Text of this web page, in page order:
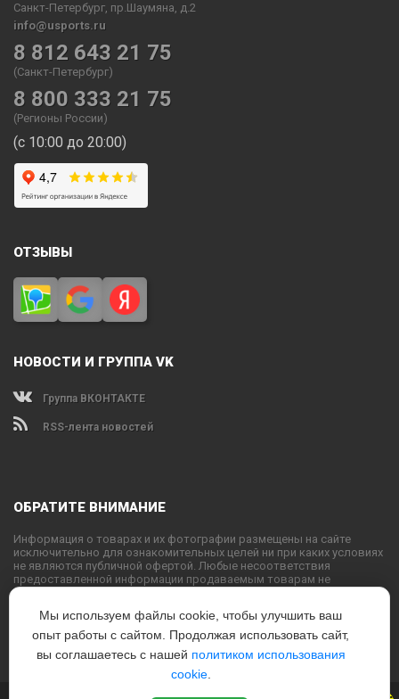
Санкт-Петербург, пр.Шаумяна, д.2
info@usports.ru
8 812 643 21 75
(Санкт-Петербург)
8 800 333 21 75
(Регионы России)
(с 10:00 до 20:00)
ОТЗЫВЫ
НОВОСТИ И ГРУППА VK
Группа ВКОНТАКТЕ
RSS-лента новостей
ОБРАТИТЕ ВНИМАНИЕ
Информация о товарах и их фотографии размещены на сайте
исключительно для ознакомительных целей ни при каких условиях
не являются публичной офертой. Любые несоответствия
предоставленной информации продаваемым товарам не
являются основанием для претензий, так как внешний вид и
свое усмотрение.
Использование текстовых или графических материалов с сайта
запрещено без согласования с администрацией USPORTS
Мы используем файлы cookie, чтобы улучшить ваш
опыт работы с сайтом. Продолжая использовать сайт,
вы соглашаетесь с нашей политиком использования
cookie.
Новый